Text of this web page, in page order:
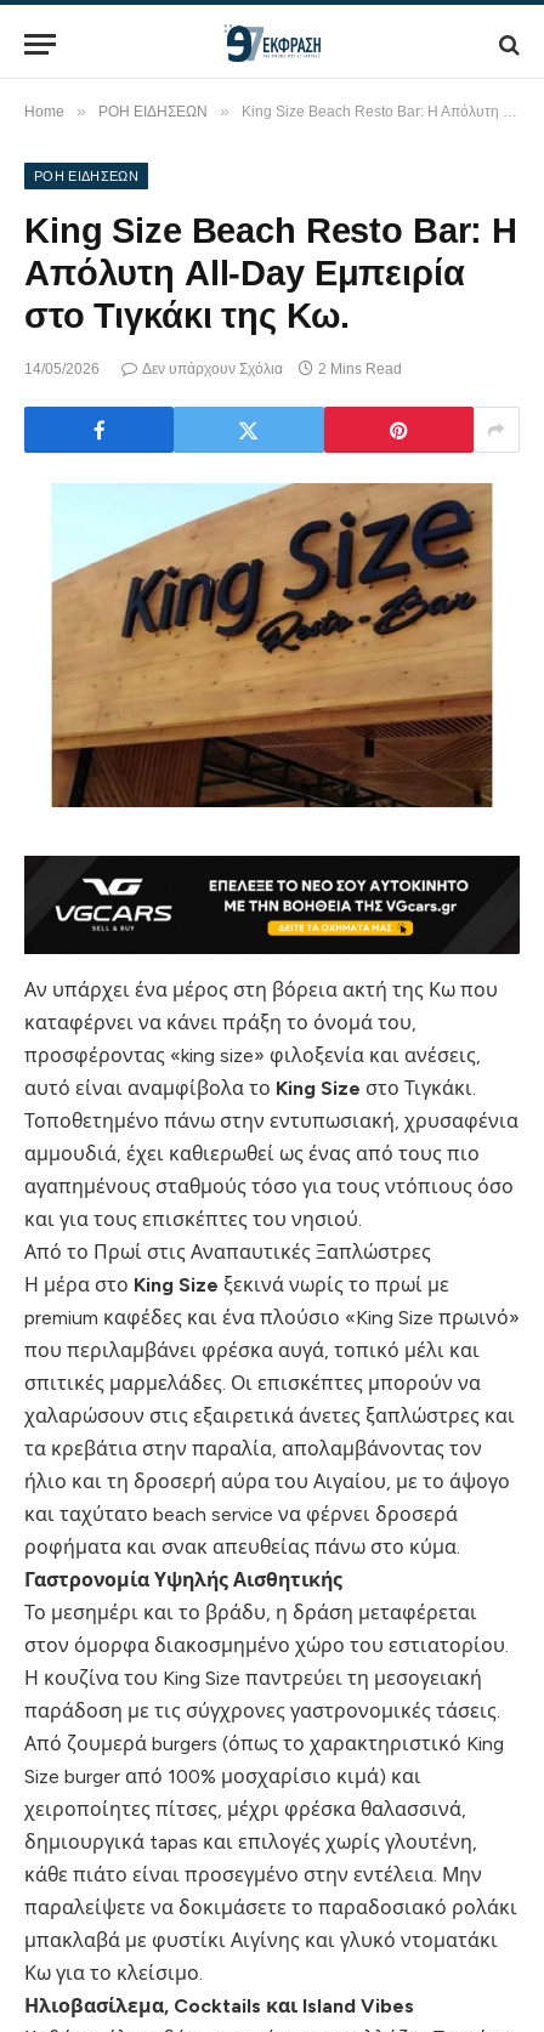
Home » ΡΟΗ ΕΙΔΗΣΕΩΝ » King Size Beach Resto Bar: Η Απόλυτη All-Day Εμπειρία στο Τιγκάκι της Κω.
ΡΟΗ ΕΙΔΗΣΕΩΝ
King Size Beach Resto Bar: Η
Απόλυτη All-Day Εμπειρία
στο Τιγκάκι της Κω.
14/05/2026 Δεν υπάρχουν Σχόλια 2 Mins Read
Αν υπάρχει ένα μέρος στη βόρεια ακτή της Κω που
καταφέρνει να κάνει πράξη το όνομά του,
προσφέροντας «king size» φιλοξενία και ανέσεις,
αυτό είναι αναμφίβολα το King Size στο Τιγκάκι.
Τοποθετημένο πάνω στην εντυπωσιακή, χρυσαφένια
αμμουδιά, έχει καθιερωθεί ως ένας από τους πιο
αγαπημένους σταθμούς τόσο για τους ντόπιους όσο
και για τους επισκέπτες του νησιού.
Από το Πρωί στις Αναπαυτικές Ξαπλώστρες
Η μέρα στο King Size ξεκινά νωρίς το πρωί με
premium καφέδες και ένα πλούσιο «King Size πρωινό»
που περιλαμβάνει φρέσκα αυγά, τοπικό μέλι και
σπιτικές μαρμελάδες. Οι επισκέπτες μπορούν να
χαλαρώσουν στις εξαιρετικά άνετες ξαπλώστρες και
τα κρεβάτια στην παραλία, απολαμβάνοντας τον
ήλιο και τη δροσερή αύρα του Αιγαίου, με το άψογο
και ταχύτατο beach service να φέρνει δροσερά
ροφήματα και σνακ απευθείας πάνω στο κύμα.
Γαστρονομία Υψηλής Αισθητικής
Το μεσημέρι και το βράδυ, η δράση μεταφέρεται
στον όμορφα διακοσμημένο χώρο του εστιατορίου.
Η κουζίνα του King Size παντρεύει τη μεσογειακή
παράδοση με τις σύγχρονες γαστρονομικές τάσεις.
Από ζουμερά burgers (όπως το χαρακτηριστικό King
Size burger από 100% μοσχαρίσιο κιμά) και
χειροποίητες πίτσες, μέχρι φρέσκα θαλασσινά,
δημιουργικά tapas και επιλογές χωρίς γλουτένη,
κάθε πιάτο είναι προσεγμένο στην εντέλεια. Μην
παραλείψετε να δοκιμάσετε το παραδοσιακό ρολάκι
μπακλαβά με φυστίκι Αιγίνης και γλυκό ντοματάκι
Κω για το κλείσιμο.
Ηλιοβασίλεμα, Cocktails και Island Vibes